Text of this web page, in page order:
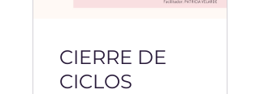
CIERRE DE
CICLOS